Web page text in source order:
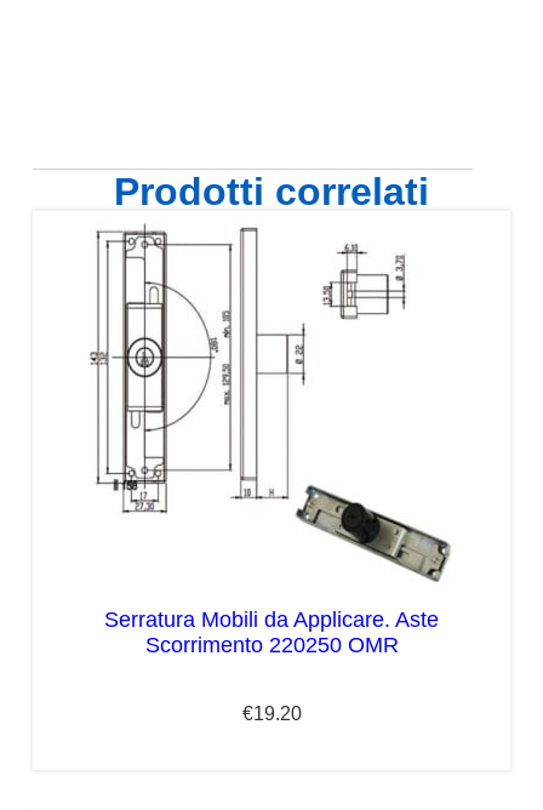
Prodotti correlati
Serratura Mobili da Applicare. Aste
Scorrimento 220250 OMR
€19.20